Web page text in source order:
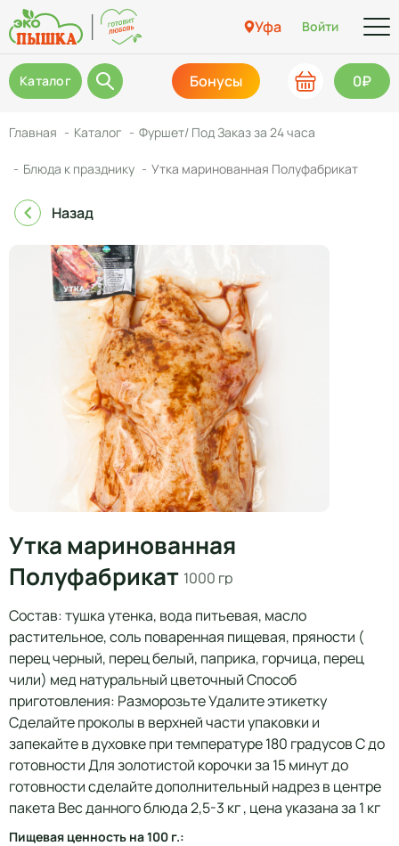
Уфа Войти
Каталог Бонусы 0₽
Главная Каталог Фуршет/ Под Заказ за 24 часа
Блюда к празднику Утка маринованная Полуфабрикат
Назад
Утка маринованная
Полуфабрикат 1000 гр
Состав: тушка утенка, вода питьевая, масло
растительное, соль поваренная пищевая, пряности (
перец черный, перец белый, паприка, горчица, перец
чили) мед натуральный цветочный Способ
приготовления: Разморозьте Удалите этикетку
Сделайте проколы в верхней части упаковки и
запекайте в духовке при температуре 180 градусов С до
готовности Для золотистой корочки за 15 минут до
готовности сделайте дополнительный надрез в центре
пакета Вес данного блюда 2,5-3 кг , цена указана за 1 кг
Пищевая ценность на 100 г.: